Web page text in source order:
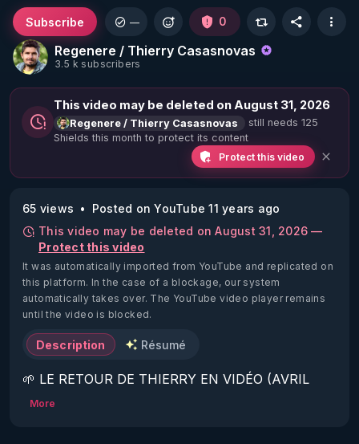
Regenere / Thierry Casasnovas
3.5 k subscribers
Subscribe — 0
This video may be deleted on August 31, 2026
Regenere / Thierry Casasnovas
still needs 125
Shields this month to protect its content
Protect this video
65 views
Posted on YouTube 11 years ago
This video may be deleted on August 31, 2026 —
Protect this video
It was automatically imported from YouTube and replicated on
this platform. In the case of a blockage, our system
automatically takes over. The YouTube video player remains
until the video is blocked.
Description Résumé
🌱 LE RETOUR DE THIERRY EN VIDÉO (AVRIL
2022)!
More